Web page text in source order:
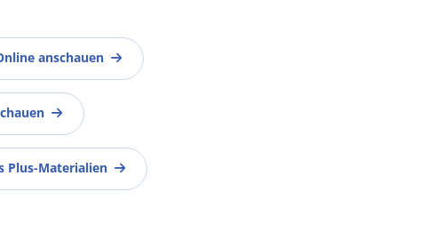
anschauen
Plus-Materialien